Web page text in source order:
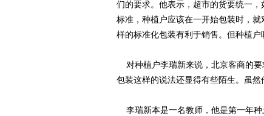
们的要求。他表示，超市的货要统一
标准，种植户应该在一开始包装时，
样的标准化包装有利于销售。但种植户
对种植户李瑞新来说，北京客商的要
包装这样的说法还显得有些陌生。虽然
李瑞新本是一名教师，他是第一年种